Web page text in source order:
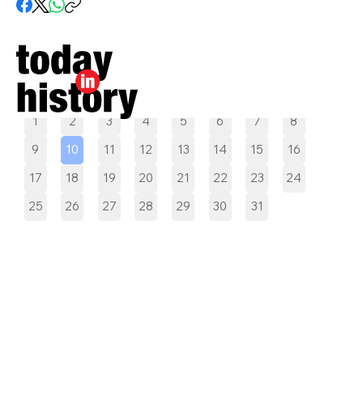
Pilih tanggal
1 2 3 4 5 6 7
8
9
10 11 12 13 14 15
16
17
18 19 20 21 22 23
24
25
26 27 28 29 30 31